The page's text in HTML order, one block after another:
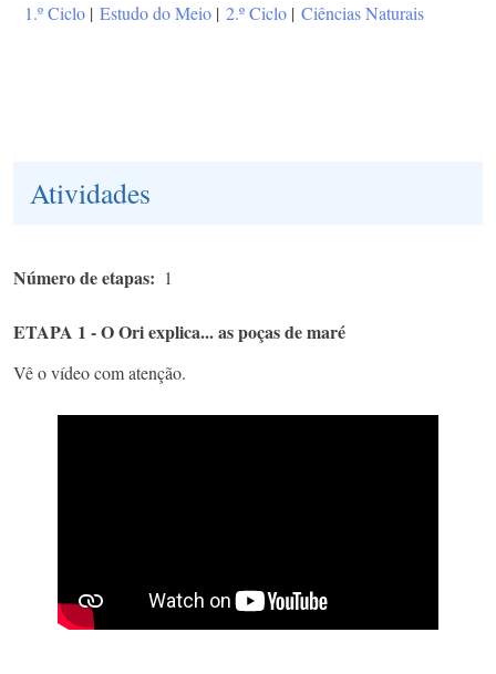
1.º Ciclo | Estudo do Meio | 2.º Ciclo | Ciências Naturais
Atividades
Número de etapas 1
ETAPA 1 - O Ori explica... as poças de maré
Vê o vídeo com atenção.